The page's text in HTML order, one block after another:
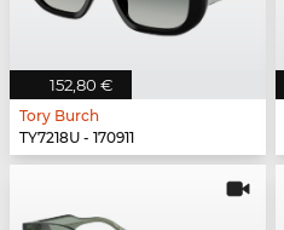
152,80 €
Tory Burch
TY7218U - 170911